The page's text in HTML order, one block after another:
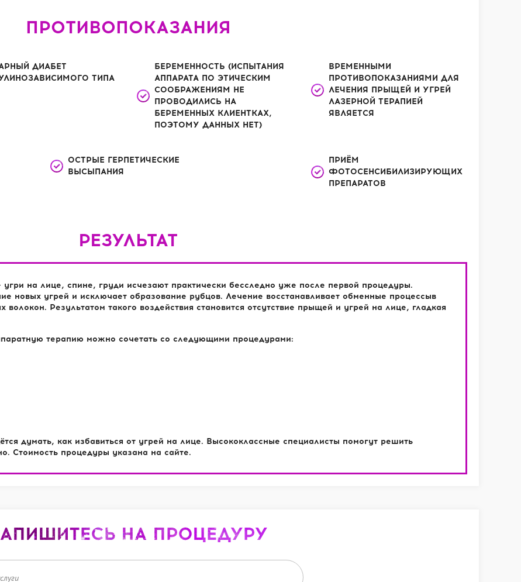
ПРОТИВОПОКАЗАНИЯ
ДИАБЕТ
ТИПА
БЕРЕМЕННОСТЬ (ИСПЫТАНИЯ
АППАРАТА ПО ЭТИЧЕСКИМ
СООБРАЖЕНИЯМ НЕ
ПРОВОДИЛИСЬ НА
БЕРЕМЕННЫХ КЛИЕНТКАХ,
ПОЭТОМУ ДАННЫХ НЕТ)
ВРЕМЕННЫМИ
ПРОТИВОПОКАЗАНИЯМИ ДЛЯ
ЛЕЧЕНИЯ ПРЫЩЕЙ И УГРЕЙ
ЛАЗЕРНОЙ ТЕРАПИЕЙ
ЯВЛЯЕТСЯ
ОСТРЫЕ ГЕРПЕТИЧЕСКИЕ
ВЫСЫПАНИЯ
ПРИЁМ
ФОТОСЕНСИБИЛИЗИРУЮЩИХ
ПРЕПАРАТОВ
РЕЗУЛЬТАТ
на лице, спине, груди исчезают практически бесследно уже после первой процедуры.
новых угрей и исключает образование рубцов. Лечение восстанавливает обменные процессыв
Результатом такого воздействия становится отсутствие прыщей и угрей на лице, гладкая
терапию можно сочетать со следующими процедурами:
думать, как избавиться от угрей на лице. Высококлассные специалисты помогут решить
Стоимость процедуры указана на сайте.